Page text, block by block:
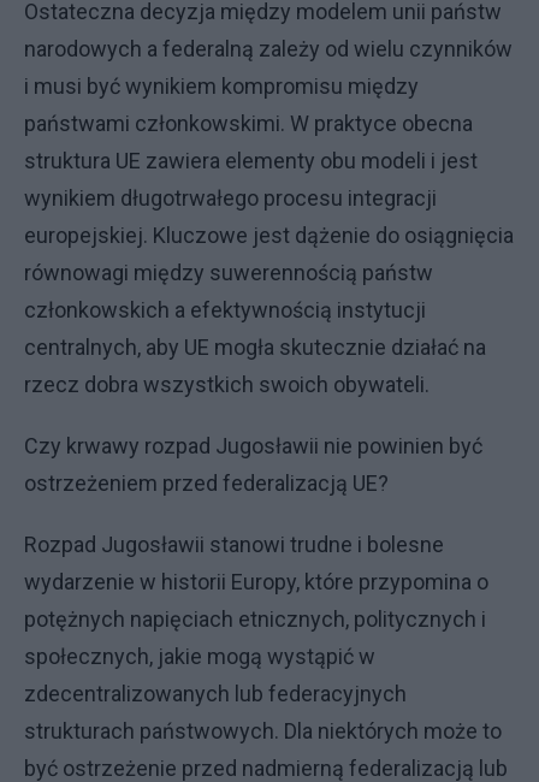
Ostateczna decyzja między modelem unii państw
narodowych a federalną zależy od wielu czynników
i musi być wynikiem kompromisu między
państwami członkowskimi. W praktyce obecna
struktura UE zawiera elementy obu modeli i jest
wynikiem długotrwałego procesu integracji
europejskiej. Kluczowe jest dążenie do osiągnięcia
równowagi między suwerennością państw
członkowskich a efektywnością instytucji
centralnych, aby UE mogła skutecznie działać na
rzecz dobra wszystkich swoich obywateli.
Czy krwawy rozpad Jugosławii nie powinien być
ostrzeżeniem przed federalizacją UE?
Rozpad Jugosławii stanowi trudne i bolesne
wydarzenie w historii Europy, które przypomina o
potężnych napięciach etnicznych, politycznych i
społecznych, jakie mogą wystąpić w
zdecentralizowanych lub federacyjnych
strukturach państwowych. Dla niektórych może to
być ostrzeżenie przed nadmierną federalizacją lub